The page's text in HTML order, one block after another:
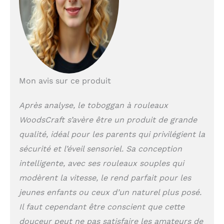
à rouleaux offre une
expérience
sensorielle
inoubliable, stimule
la forme physique,
motrice des enfants
capacités cognitives
et émotionnelles
grâce à des jeux
créatifs et
interactifs. 𝐅𝐚𝐛𝐫𝐢𝐪𝐮𝐞
𝐚 𝐥𝐚 𝐦𝐚𝐢𝐧 𝐚𝐯𝐞𝐜 𝐚𝐦𝐨𝐮𝐫
Montessori
d'intérieur est
fabriqué avec soin
Mon avis sur ce produit
Après analyse, le toboggan à rouleaux
WoodsCraft s’avère être un produit de grande
qualité, idéal pour les parents qui privilégient la
sécurité et l’éveil sensoriel. Sa conception
intelligente, avec ses rouleaux souples qui
modèrent la vitesse, le rend parfait pour les
jeunes enfants ou ceux d’un naturel plus posé.
Il faut cependant être conscient que cette
douceur peut ne pas satisfaire les amateurs de